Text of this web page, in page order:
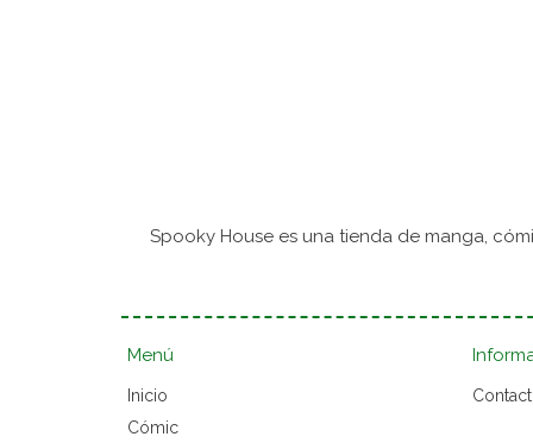
Spooky House es una tienda de manga,
Menú
Inicio
Cómic